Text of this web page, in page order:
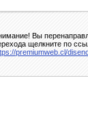
Вы
щелкните по
premiumweb.cl/